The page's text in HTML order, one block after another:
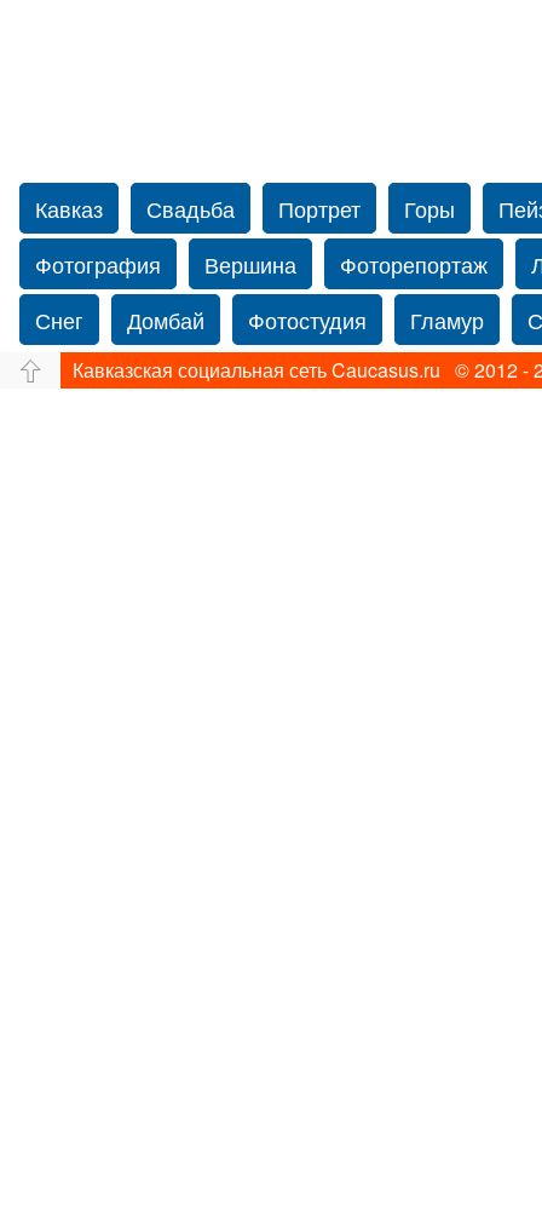
Кавказ Свадьба Портрет Горы
Фотография
Вершина Фоторепортаж
Снег
Домбай Фотостудия Гламур
Путешествие
Перевал Свадьба фото
Кавказская социальная сеть Caucasus.ru © 2012 -